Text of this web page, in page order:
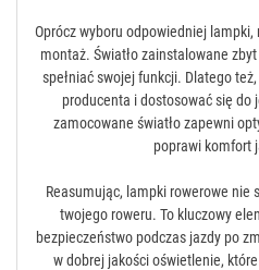
Oprócz wyboru odpowiedniej
montaż. Światło zainstalowane
spełniać swojej funkcji. Dlatego
producenta i dostosować się do
zamocowane światło zapewni
poprawi komfort
Reasumując, lampki rowerowe
twojego roweru. To kluczowy
bezpieczeństwo podczas jazdy po
w dobrej jakości oświetlenie,